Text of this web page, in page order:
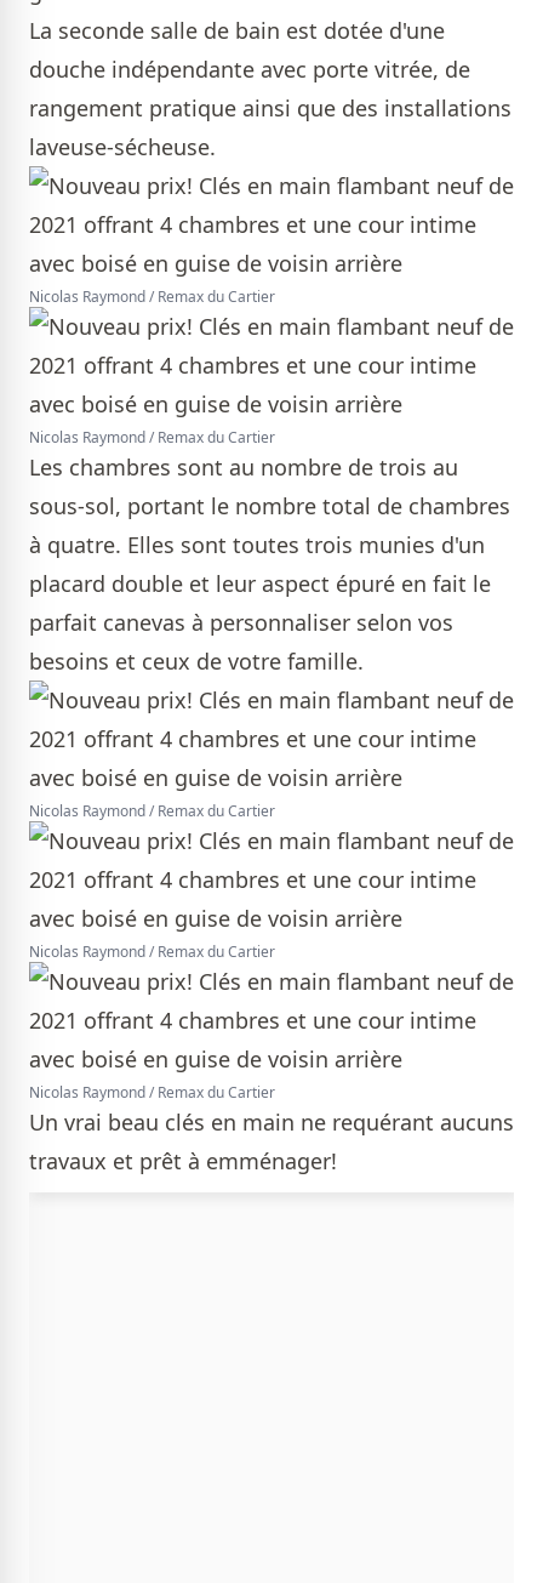
La seconde salle de bain est dotée d'une
douche indépendante avec porte vitrée, de
rangement pratique ainsi que des installations
laveuse-sécheuse.
Nicolas Raymond / Remax du Cartier
Nicolas Raymond / Remax du Cartier
Les chambres sont au nombre de trois au
sous-sol, portant le nombre total de chambres
à quatre. Elles sont toutes trois munies d'un
placard double et leur aspect épuré en fait le
parfait canevas à personnaliser selon vos
besoins et ceux de votre famille.
Nicolas Raymond / Remax du Cartier
Nicolas Raymond / Remax du Cartier
Nicolas Raymond / Remax du Cartier
Un vrai beau clés en main ne requérant aucuns
travaux et prêt à emménager!